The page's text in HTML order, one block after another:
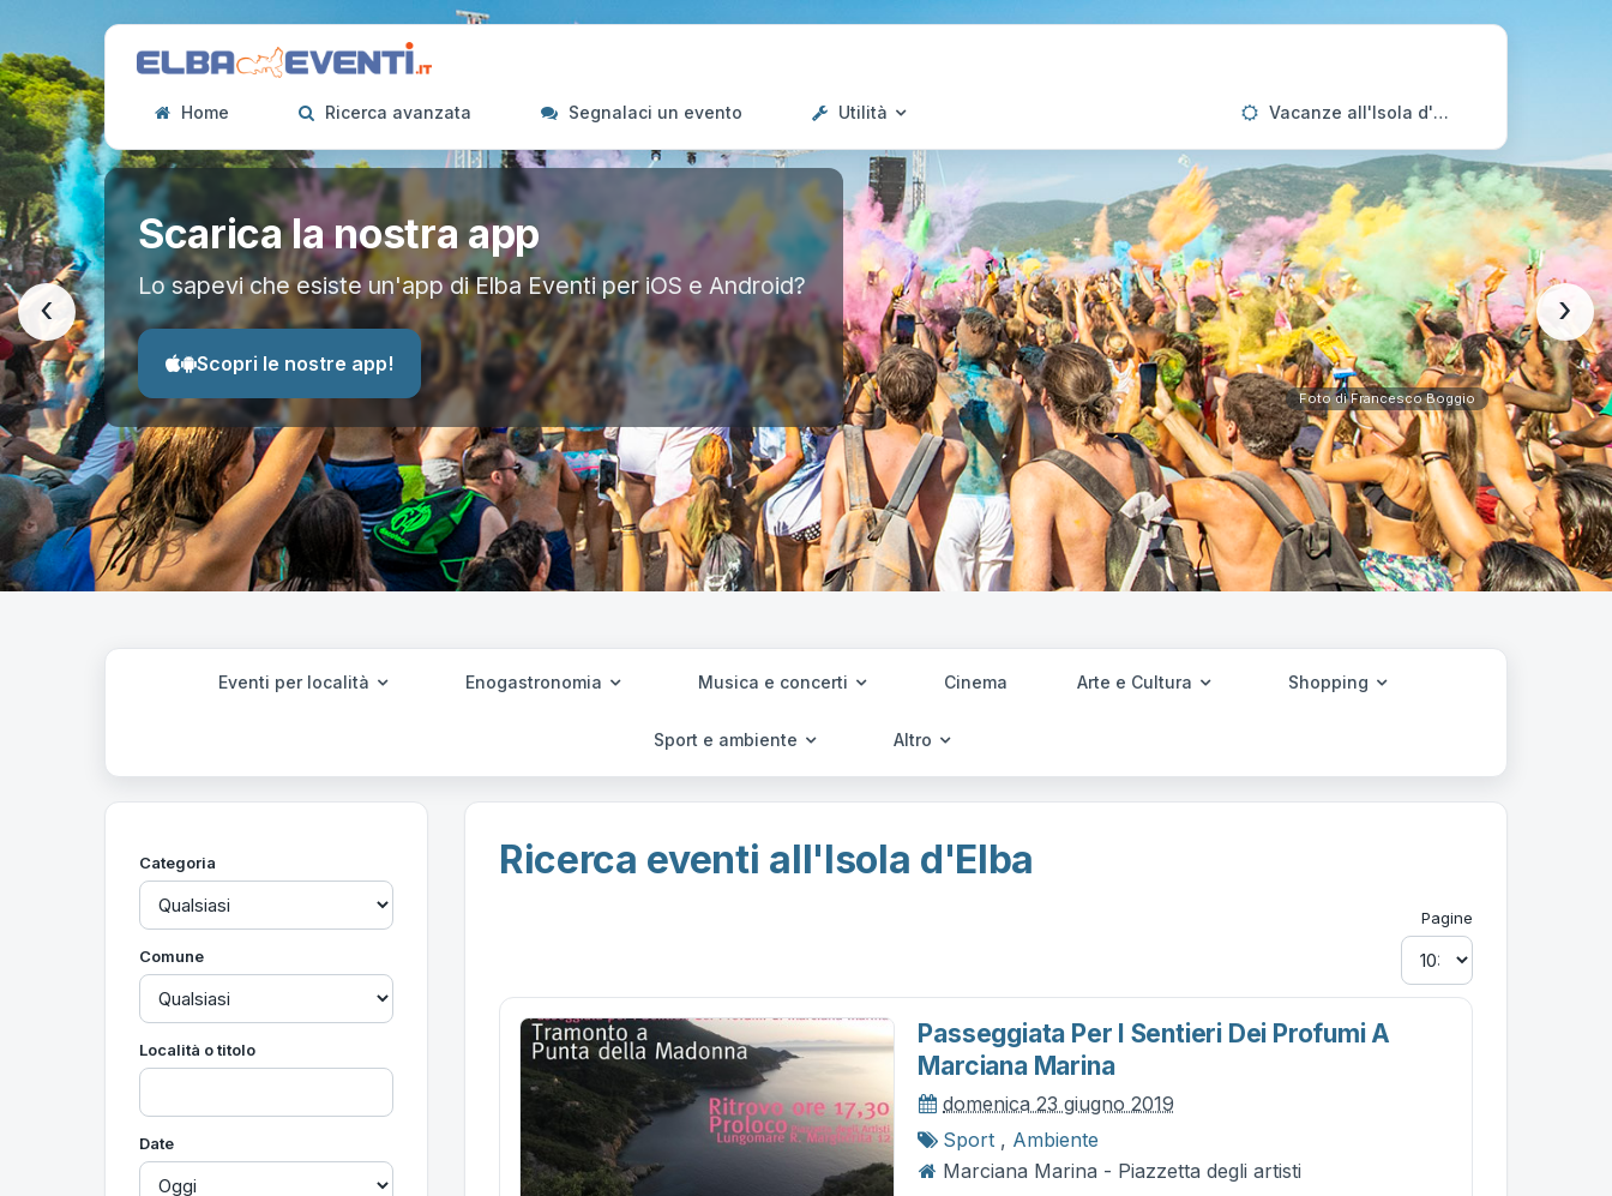
Home Ricerca avanzata Segnalaci un evento Utilità Vacanze all'Isola d'Elba
Scarica la nostra app
Lo sapevi che esiste un'app di Elba Eventi per iOS e Android?
Scopri le nostre app!
Foto di Francesco Boggio
‹ ›
Eventi per località Enogastronomia Musica e concerti Cinema Arte e Cultura Shopping
Sport e ambiente Altro
Categoria
Comune
Località o titolo
Date
Ricerca eventi all'Isola d'Elba
Pagine
Passeggiata Per I Sentieri Dei Profumi A
Marciana Marina
domenica 23 giugno 2019
Sport , Ambiente
Marciana Marina - Piazzetta degli artisti